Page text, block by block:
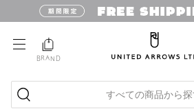
BRAND
すべての商品から探